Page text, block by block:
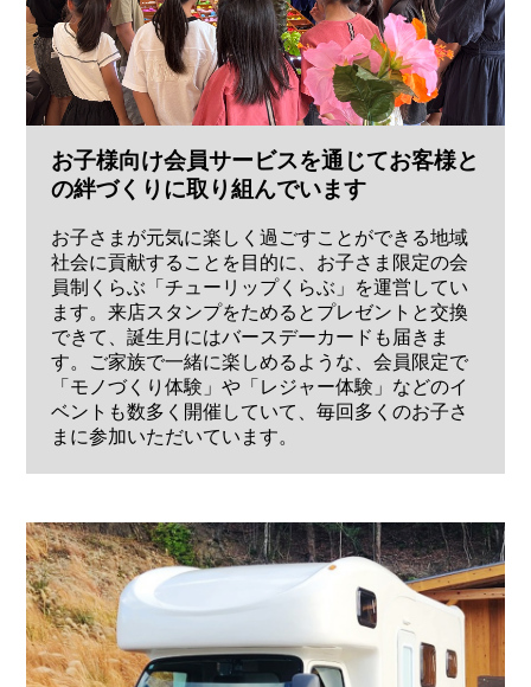
お子様向け会員サービスを通じてお客様と
の絆づくりに取り組んでいます
お子さまが元気に楽しく過ごすことができる地域
社会に貢献することを目的に、お子さま限定の会
員制くらぶ「チューリップくらぶ」を運営してい
ます。来店スタンプをためるとプレゼントと交換
できて、誕生月にはバースデーカードも届きま
す。ご家族で一緒に楽しめるような、会員限定で
「モノづくり体験」や「レジャー体験」などのイ
ベントも数多く開催していて、毎回多くのお子さ
まに参加いただいています。